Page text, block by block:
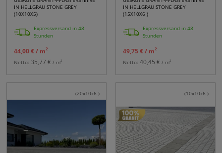
IN HELLGRAU STONE GREY
(10X10X5)
Expressversand in 48
Stunden
44,00 €/ m2
Netto: 35,77 € / m2
IN HELLGRAU STONE GREY
(15X10X6 )
Expressversand in 48
Stunden
49,75 €/ m2
Netto: 40,45 € / m2
(20x10x6 ) (10x10x6 )